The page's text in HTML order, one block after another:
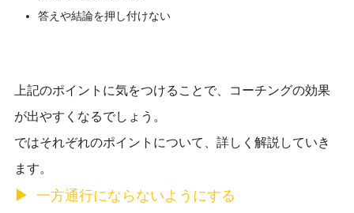
答えや結論を押し付けない
上記のポイントに気をつけることで、コーチングの効果
が出やすくなるでしょう。
ではそれぞれのポイントについて、詳しく解説していき
ます。
一方通行にならないようにする